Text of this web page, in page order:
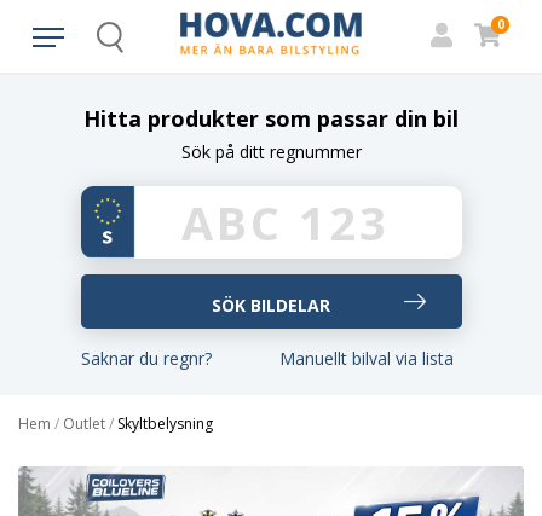
Search
0
Hitta produkter som passar din bil
Sök på ditt regnummer
Saknar du regnr? Manuellt bilval via lista
Hem / Outlet/ Skyltbelysning